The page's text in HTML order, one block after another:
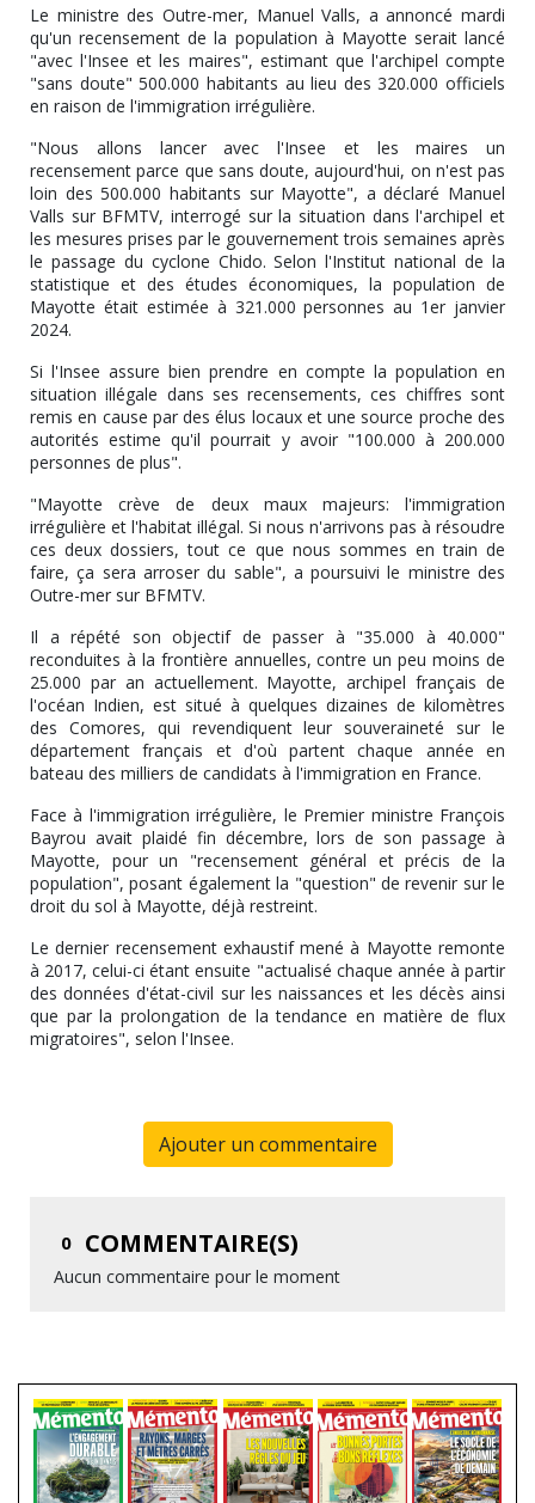
Le ministre des Outre-mer, Manuel Valls, a annoncé mardi
qu'un recensement de la population à Mayotte serait lancé
"avec l'Insee et les maires", estimant que l'archipel compte
"sans doute" 500.000 habitants au lieu des 320.000 officiels
en raison de l'immigration irrégulière.
"Nous allons lancer avec l'Insee et les maires un
recensement parce que sans doute, aujourd'hui, on n'est pas
loin des 500.000 habitants sur Mayotte", a déclaré Manuel
Valls sur BFMTV, interrogé sur la situation dans l'archipel et
les mesures prises par le gouvernement trois semaines après
le passage du cyclone Chido. Selon l'Institut national de la
statistique et des études économiques, la population de
Mayotte était estimée à 321.000 personnes au 1er janvier
2024.
Si l'Insee assure bien prendre en compte la population en
situation illégale dans ses recensements, ces chiffres sont
remis en cause par des élus locaux et une source proche des
autorités estime qu'il pourrait y avoir "100.000 à 200.000
personnes de plus".
"Mayotte crève de deux maux majeurs: l'immigration
irrégulière et l'habitat illégal. Si nous n'arrivons pas à résoudre
ces deux dossiers, tout ce que nous sommes en train de
faire, ça sera arroser du sable", a poursuivi le ministre des
Outre-mer sur BFMTV.
Il a répété son objectif de passer à "35.000 à 40.000"
reconduites à la frontière annuelles, contre un peu moins de
25.000 par an actuellement. Mayotte, archipel français de
l'océan Indien, est situé à quelques dizaines de kilomètres
des Comores, qui revendiquent leur souveraineté sur le
département français et d'où partent chaque année en
bateau des milliers de candidats à l'immigration en France.
Face à l'immigration irrégulière, le Premier ministre François
Bayrou avait plaidé fin décembre, lors de son passage à
Mayotte, pour un "recensement général et précis de la
population", posant également la "question" de revenir sur le
droit du sol à Mayotte, déjà restreint.
Le dernier recensement exhaustif mené à Mayotte remonte
à 2017, celui-ci étant ensuite "actualisé chaque année à partir
des données d'état-civil sur les naissances et les décès ainsi
que par la prolongation de la tendance en matière de flux
migratoires", selon l'Insee.
Ajouter un commentaire
0 COMMENTAIRE(S)
Aucun commentaire pour le moment